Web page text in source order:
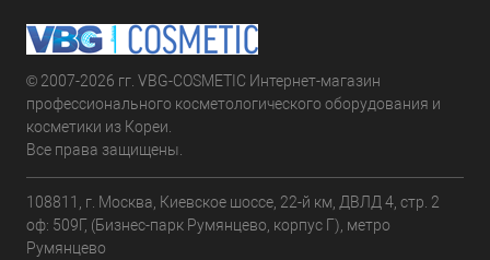
© 2007-2026 гг. VBG-COSMETIC Интернет-магазин
профессионального косметологического оборудования и
косметики из Кореи.
Все права защищены.
108811, г. Москва, Киевское шоссе, 22-й км, ДВЛД 4, стр. 2
оф: 509Г, (Бизнес-парк Румянцево, корпус Г), метро
Румянцево